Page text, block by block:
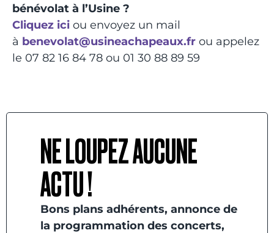
bénévolat à l’Usine ?
Cliquez ici ou envoyez un mail
à benevolat@usineachapeaux.fr ou appelez
le 07 82 16 84 78 ou 01 30 88 89 59
NE LOUPEZ AUCUNE
ACTU !
Bons plans adhérents, annonce de
la programmation des concerts,